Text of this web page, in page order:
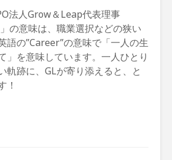
法人Grow＆Leap代表理事
の意味は、職業選択などの狭い
語の”Career”の意味で「一人の生
」を意味しています。一人ひとり
軌跡に、GLが寄り添えると、と
！